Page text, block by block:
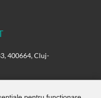
400664, Cluj-
0264-432359